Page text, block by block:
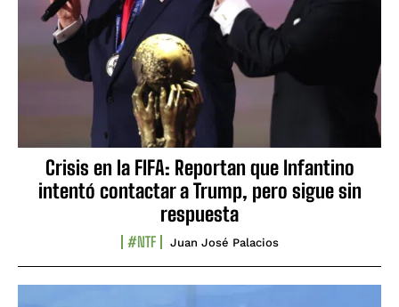
Crisis en la FIFA: Reportan que Infantino
intentó contactar a Trump, pero sigue sin
respuesta
#NTF Juan José Palacios